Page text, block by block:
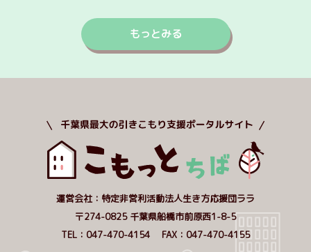
もっとみる
運営会社：特定非営利活動法人生き方応援団ララ
〒274-0825 千葉県船橋市前原西1-8-5
TEL：047-470-4154 FAX：047-470-4155